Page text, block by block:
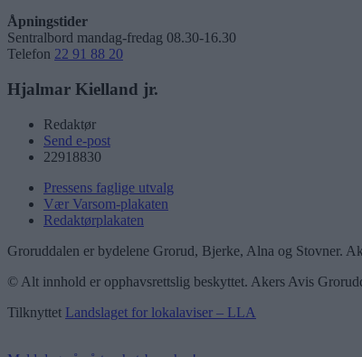
Åpningstider
Sentralbord mandag-fredag 08.30-16.30
Telefon 22 91 88 20
Hjalmar Kielland jr.
Redaktør
Send e-post
22918830
Pressens faglige utvalg
Vær Varsom-plakaten
Redaktørplakaten
Groruddalen er bydelene Grorud, Bjerke, Alna og Stovner.
© Alt innhold er opphavsrettslig beskyttet. Akers Avis
Tilknyttet Landslaget for lokalaviser – LLA